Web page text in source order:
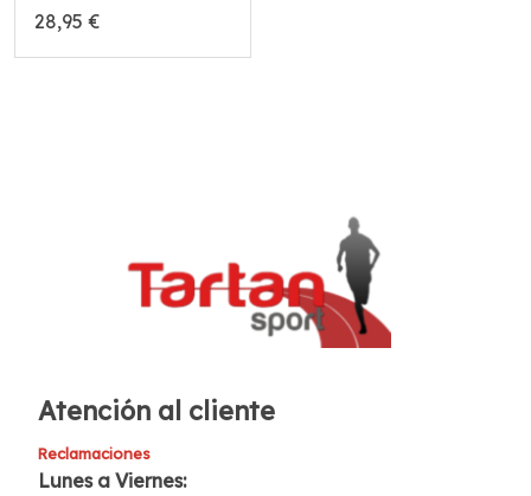
28,95 €
Atención al cliente
Reclamaciones
Lunes a Viernes: